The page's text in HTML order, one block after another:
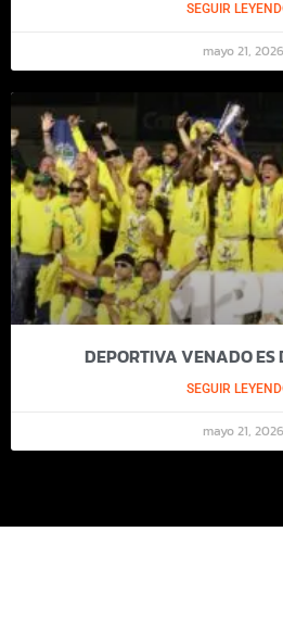
SEGUIR
mayo 21, 2026
DEPORTIVA VENADO ES
SEGUIR
mayo 21, 2026